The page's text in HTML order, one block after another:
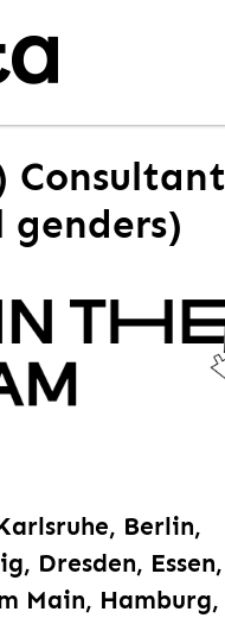
Consultant
genders)
Berlin,
Dresden, Essen,
Main, Hamburg,